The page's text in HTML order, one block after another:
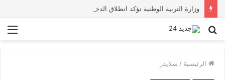
بحث
الرئيسية / سلايدر